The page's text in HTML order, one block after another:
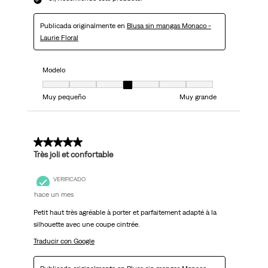
Publicada originalmente en Blusa sin mangas Monaco -
Laurie Floral
Modelo
Modelo, 4 de 7, donde 1 es igual a Muy pequeño y 7 es igual a Muy
Muy pequeño
Muy grande
5 de 5 estrellas.
Très joli et confortable
VERIFICADO
hace un mes
Petit haut très agréable à porter et parfaitement adapté à la
silhouette avec une coupe cintrée.
Traducir con Google